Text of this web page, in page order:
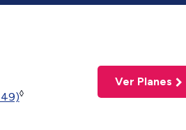
◊
Ver Planes